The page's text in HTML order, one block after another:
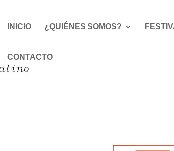
INICIO ¿QUIÉNES SOMOS?
CONTACTO